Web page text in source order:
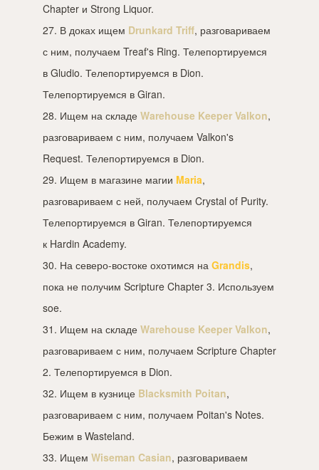
Chapter и Strong Liquor.
27. В доках ищем Drunkard Triff, разговариваем
с ним, получаем Treaf's Ring. Телепортируемся
в Gludio. Телепортируемся в Dion.
Телепортируемся в Giran.
28. Ищем на складе Warehouse Keeper Valkon,
разговариваем с ним, получаем Valkon's
Request. Телепортируемся в Dion.
29. Ищем в магазине магии Maria,
разговариваем с ней, получаем Crystal of Purity.
Телепортируемся в Giran. Телепортируемся
к Hardin Academy.
30. На северо-востоке охотимся на Grandis,
пока не получим Scripture Chapter 3. Используем
soe.
31. Ищем на складе Warehouse Keeper Valkon,
разговариваем с ним, получаем Scripture Chapter
2. Телепортируемся в Dion.
32. Ищем в кузнице Blacksmith Poitan,
разговариваем с ним, получаем Poitan's Notes.
Бежим в Wasteland.
33. Ищем Wiseman Casian, разговариваем